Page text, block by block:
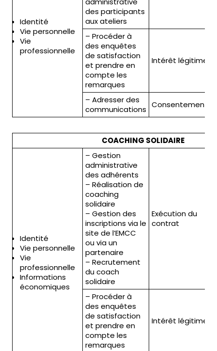
Identité
Vie personnelle
Vie
professionnelle
des participants
aux ateliers
– Procéder à
des enquêtes
de satisfaction
et prendre en
compte les
remarques
Intérêt légitime
– Adresser des
communications Consentement
COACHING SOLIDAIRE
Identité
Vie personnelle
Vie
professionnelle
Informations
économiques
– Gestion
administrative
des adhérents
– Réalisation de
coaching
solidaire
– Gestion des
inscriptions via le
site de l’EMCC
ou via un
partenaire
– Recrutement
du coach
solidaire
Exécution du
contrat
– Procéder à
des enquêtes
de satisfaction
et prendre en
compte les
remarques
Intérêt légitime